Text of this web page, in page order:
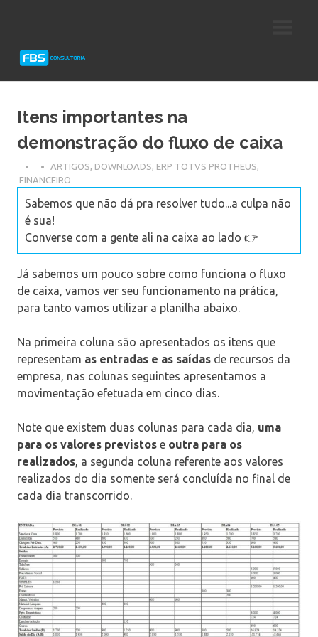
Protheus
Itens importantes na
demonstração do fluxo de caixa
ARTIGOS, DOWNLOADS, ERP TOTVS PROTHEUS,
FINANCEIRO
Sabemos que não dá pra resolver tudo...a culpa não
é sua!
Converse com a gente ali na caixa ao lado 👉
Já sabemos um pouco sobre como funciona o fluxo
de caixa, vamos ver seu funcionamento na prática,
para tanto vamos utilizar a planilha abaixo.
Na primeira coluna são apresentados os itens que
representam as entradas e as saídas de recursos da
empresa, nas colunas seguintes apresentamos a
movimentação efetuada em cinco dias.
Note que existem duas colunas para cada dia, uma
para os valores previstos e outra para os
realizados, a segunda coluna referente aos valores
realizados do dia somente será concluída no final de
cada dia transcorrido.